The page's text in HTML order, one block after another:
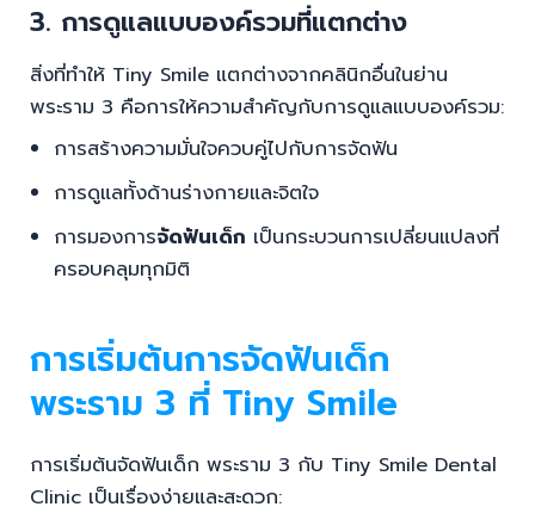
3. การดูแลแบบองค์รวมที่แตกต่าง
สิ่งที่ทำให้ Tiny Smile แตกต่างจากคลินิกอื่นในย่าน
พระราม 3 คือการให้ความสำคัญกับการดูแลแบบองค์รวม:
การสร้างความมั่นใจควบคู่ไปกับการจัดฟัน
การดูแลทั้งด้านร่างกายและจิตใจ
การมองการจัดฟันเด็ก เป็นกระบวนการเปลี่ยนแปลงที่
ครอบคลุมทุกมิติ
การเริ่มต้นการจัดฟันเด็ก
พระราม 3 ที่ Tiny Smile
การเริ่มต้นจัดฟันเด็ก พระราม 3 กับ Tiny Smile Dental
Clinic เป็นเรื่องง่ายและสะดวก: